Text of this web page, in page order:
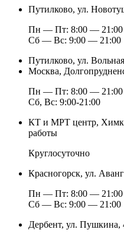
Путилково, ул.
Пн — Пт: 8:00 — 21:00
Сб — Вс: 9:00 — 21:00
Путилково, ул.
Москва,
Пн — Пт: 8:00 — 21:00
Сб, Вс: 9:00-21:00
КТ и МРТ центр,
работы
Круглосуточно
Красногорск, ул.
Пн — Пт: 8:00 — 21:00
Сб — Вс: 9:00 — 21:00
Дербент, ул. Пушкина,